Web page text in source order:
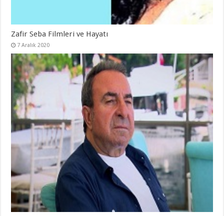
Zafir Seba Filmleri ve Hayatı
7 Aralık 2020